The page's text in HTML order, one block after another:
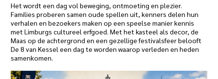
Het wordt een dag vol beweging, ontmoeting en plezier.
Families proberen samen oude spellen uit, kenners delen hun
verhalen en bezoekers maken op een speelse manier kennis
met Limburgs cultureel erfgoed. Met het kasteel als decor, de
Maas op de achtergrond en een gezellige festivalsfeer belooft
De 8 van Kessel een dag te worden waarop verleden en heden
samenkomen.